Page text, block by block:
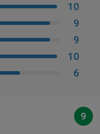
10
9
9
10
6
9